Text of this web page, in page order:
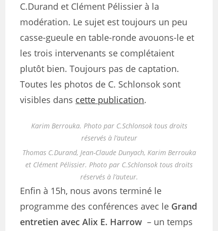
C.Durand et Clément Pélissier à la
modération. Le sujet est toujours un peu
casse-gueule en table-ronde avouons-le et
les trois intervenants se complétaient
plutôt bien. Toujours pas de captation.
Toutes les photos de C. Schlonsok sont
visibles dans cette publication.
Karim Berrouka. Photo par C.Schlonsok tous droits
réservés à l’auteur
Thomas C.Durand, Jean-Claude Dunyach, Karim Berrouka
et Clément Pélissier. Photo par C.Schlonsok tous droits
réservés à l’auteur.
Enfin à 15h, nous avons terminé le
programme des conférences avec le Grand
entretien avec Alix E. Harrow – un temps